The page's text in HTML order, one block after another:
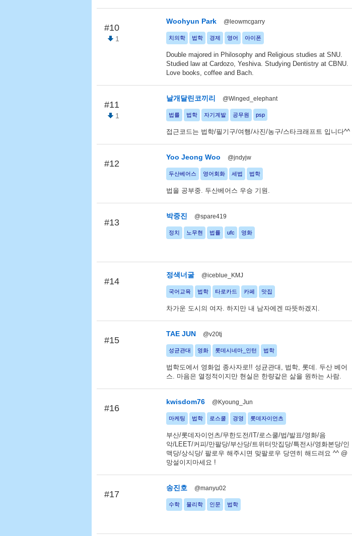
#10
1
Woohyun Park @leowmcgarry
치의학 법학 경제 영어 아이폰
Double majored in Philosophy and Religious studies at SNU.
Studied law at Cardozo, Yeshiva. Studying Dentistry at CBNU.
Love books, coffee and Bach.
#11
1
날개달린코끼리 @Winged_elephant
법률 법학 자기계발 공무원 psp
접근코드는 법학/필기구/여행/사진/농구/스타크래프트 입니다^^
#12
Yoo Jeong Woo @jndyjw
두산베어스 영어회화 세법 법학
법을 공부중. 두산베어스 우승 기원.
#13
박중진 @spare419
정치 노무현 법률 ufc 영화
#14
정색너굴 @iceblue_KMJ
국어교육 법학 타로카드 카페 맛집
차가운 도시의 여자. 하지만 내 남자에겐 따뜻하겠지.
#15
TAE JUN @v20tj
성균관대 영화 롯데시네마_인턴 법학
법학도에서 영화업 종사자로!! 성균관대, 법학, 롯데. 두산 베어
스. 마음은 열정적이지만 현실은 한량같은 삶을 원하는 사람.
#16
kwisdom76 @Kyoung_Jun
마케팅 법학 로스쿨 경영 롯데자이언츠
부산/롯데자이언츠/무한도전/IT/로스쿨/법/발표/영화/음
악/LEET/커피/만팔당/부산당/트위터맛집당/특전사/영화본당/인
맥당/상식당/ 팔로우 해주시면 맞팔로우 당연히 해드려요 ^^ @
망설이지마세요 !
#17
송진호 @manyu02
수학 물리학 인문 법학